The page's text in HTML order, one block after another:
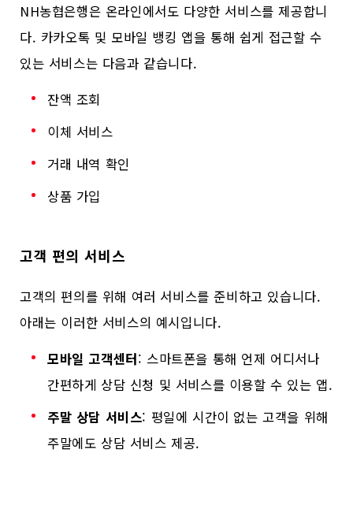
NH농협은행은 온라인에서도 다양한 서비스를 제공합니
다. 카카오톡 및 모바일 뱅킹 앱을 통해 쉽게 접근할 수
있는 서비스는 다음과 같습니다.
잔액 조회
이체 서비스
거래 내역 확인
상품 가입
고객 편의 서비스
고객의 편의를 위해 여러 서비스를 준비하고 있습니다.
아래는 이러한 서비스의 예시입니다.
모바일 고객센터: 스마트폰을 통해 언제 어디서나
간편하게 상담 신청 및 서비스를 이용할 수 있는 앱.
주말 상담 서비스: 평일에 시간이 없는 고객을 위해
주말에도 상담 서비스 제공.